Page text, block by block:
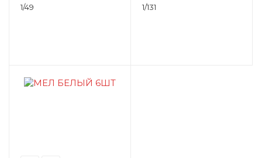
1/49
1/131